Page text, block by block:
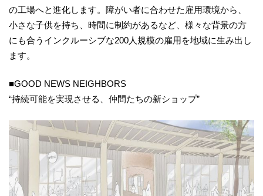
の工場へと進化します。障がい者に合わせた雇用環境から、
小さな子供を持ち、時間に制約があるなど、様々な背景の方
にも合うインクルーシブな200人規模の雇用を地域に生み出し
ます。
■GOOD NEWS NEIGHBORS
“持続可能を実現させる、仲間たちの新ショップ”